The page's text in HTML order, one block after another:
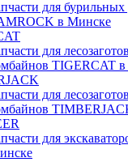
для бурильных
в Минске
для
TIGERCAT
для
для